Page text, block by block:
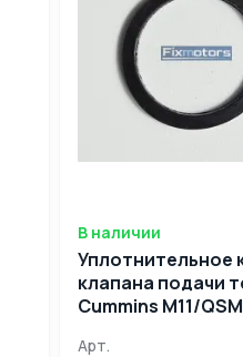
В наличии
Уплотнительное
клапана подачи
Cummins М11/
Арт.